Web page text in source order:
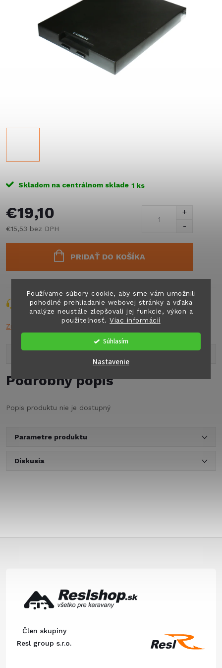
Používame súbory cookie, aby sme vám umožnili
pohodlné prehliadanie webovej stránky a vďaka
analýze neustále zlepšovali jej funkcie, výkon a
použiteľnosť.Viac informácií
Súhlasím
Nastavenie
Skladom na centrálnom sklade 1 ks
€19,10
€15,53 bez DPH
PRIDAŤ DO KOŠÍKA
Opýtať sa Strážiť Zdieľať
Značka:
Podrobný popis
Popis produktu nie je dostupný
Parametre produktu
Diskusia
Člen skupiny
Resl group s.r.o.